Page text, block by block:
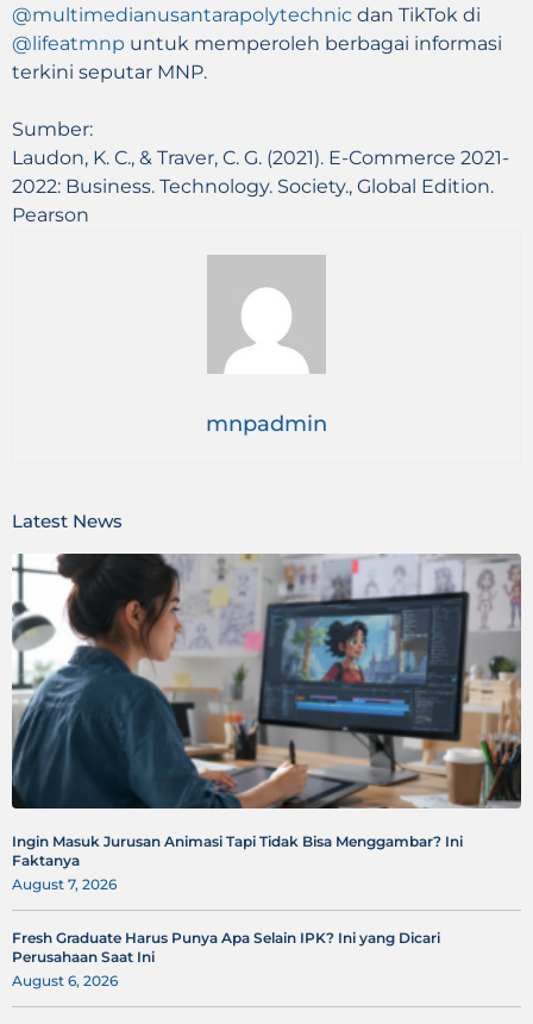
@multimedianusantarapolytechnic dan TikTok di
@lifeatmnp untuk memperoleh berbagai informasi
terkini seputar MNP.
Sumber:
Laudon, K. C., & Traver, C. G. (2021). E-Commerce 2021-
2022: Business. Technology. Society., Global Edition.
Pearson
mnpadmin
Latest News
Ingin Masuk Jurusan Animasi Tapi Tidak Bisa Menggambar? Ini
Faktanya
August 7, 2026
Fresh Graduate Harus Punya Apa Selain IPK? Ini yang Dicari
Perusahaan Saat Ini
August 6, 2026